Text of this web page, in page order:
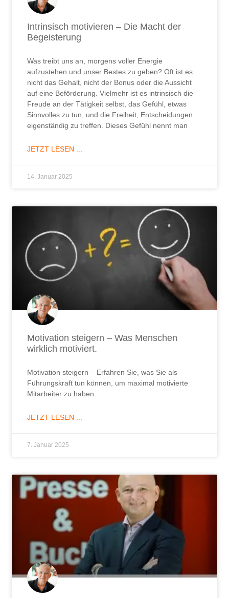
Intrinsisch motivieren – Die Macht der
Begeisterung
Was treibt uns an, morgens voller Energie
aufzustehen und unser Bestes zu geben? Oft ist es
nicht das Gehalt, nicht der Bonus oder die Aussicht
auf eine Beförderung. Vielmehr ist es intrinsisch die
Freude an der Tätigkeit selbst, das Gefühl, etwas
Sinnvolles zu tun, und die Freiheit, Entscheidungen
eigenständig zu treffen. Dieses Gefühl nennt man
JETZT LESEN ...
14. Januar 2025
Motivation steigern – Was Menschen
wirklich motiviert.
Motivation steigern – Erfahren Sie, was Sie als
Führungskraft tun können, um maximal motivierte
Mitarbeiter zu haben.
JETZT LESEN ...
7. Januar 2025